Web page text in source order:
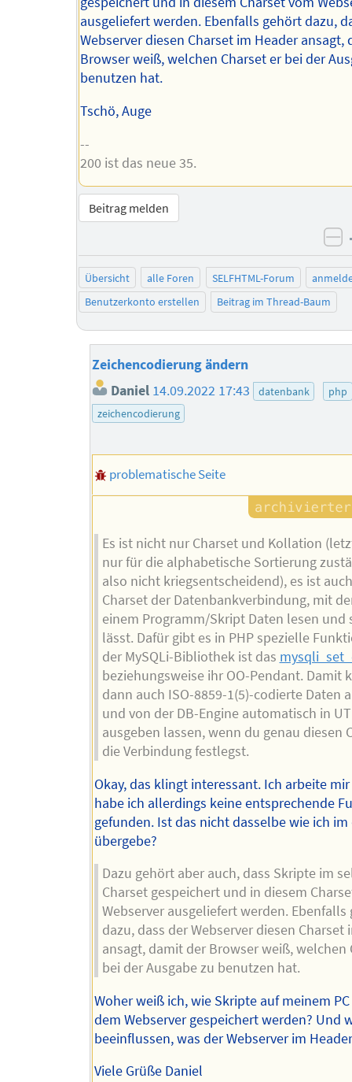
ausgeliefert werden. Ebenfalls gehört dazu,
Webserver diesen Charset im Header ansagt,
Browser weiß, welchen Charset er bei der
benutzen hat.
Tschö, Auge
--
200 ist das neue 35.
Beitrag melden
Übersicht alle Foren SELFHTML-Forum
Benutzerkonto erstellen
Beitrag im Thread-Baum
Zeichencodierung ändern
Daniel 14.09.2022 17:43 datenbank
php
zeichencodierung
problematische Seite
Es ist nicht nur Charset und Kollation
nur für die alphabetische Sortierung
also nicht kriegsentscheidend), es ist
Charset der Datenbankverbindung, mit
einem Programm/Skript Daten lesen und
lässt. Dafür gibt es in PHP spezielle
der MySQLi-Bibliothek ist das
beziehungsweise ihr OO-Pendant. Damit
dann auch ISO-8859-1(5)-codierte Daten
und von der DB-Engine automatisch in
ausgeben lassen, wenn du genau diesen
die Verbindung festlegst.
Okay, das klingt interessant. Ich arbeite mir
habe ich allerdings keine entsprechende
gefunden. Ist das nicht dasselbe wie ich im
übergebe?
Dazu gehört aber auch, dass Skripte im
Charset gespeichert und in diesem
Webserver ausgeliefert werden. Ebenfalls
dazu, dass der Webserver diesen Charset
ansagt, damit der Browser weiß, welchen
bei der Ausgabe zu benutzen hat.
Woher weiß ich, wie Skripte auf meinem
dem Webserver gespeichert werden? Und
beeinflussen, was der Webserver im
Viele Grüße Daniel